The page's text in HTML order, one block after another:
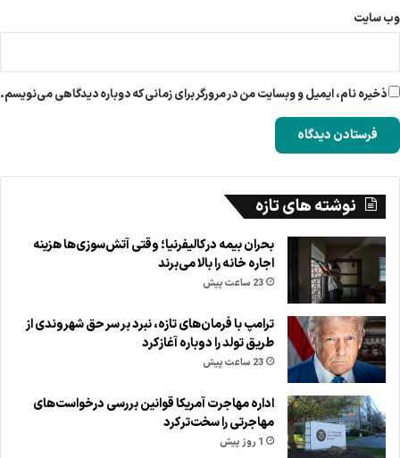
وب‌ سایت
ذخیره نام، ایمیل و وبسایت من در مرورگر برای زمانی که دوباره دیدگاهی می‌نویسم.
نوشته های تازه
بحران بیمه در کالیفرنیا؛ وقتی آتش‌سوزی‌ها هزینه
اجاره خانه را بالا می‌برند
23 ساعت پیش
ترامپ با فرمان‌های تازه، نبرد بر سر حق شهروندی از
طریق تولد را دوباره آغاز کرد
23 ساعت پیش
اداره مهاجرت آمریکا قوانین بررسی درخواست‌های
مهاجرتی را سخت‌تر کرد
1 روز پیش